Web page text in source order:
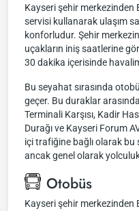
Kayseri şehir merkezinden
servisi kullanarak ulaşım
konforludur. Şehir
uçakların iniş saatlerine
30 dakika içerisinde
Bu seyahat sırasında
geçer. Bu duraklar
Terminali Karşısı, Kadir
Durağı ve Kayseri Forum
içi trafiğine bağlı olarak
ancak genel olarak
Otobüs
Kayseri şehir merkezinden